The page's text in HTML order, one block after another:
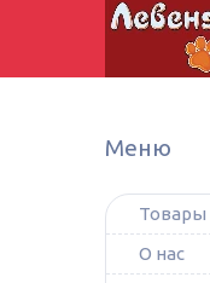
Товары
О нас